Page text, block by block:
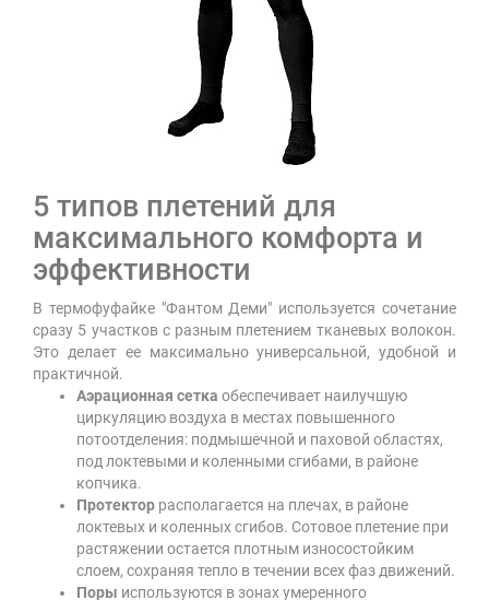
5 типов плетений для
максимального комфорта и
эффективности
В термофуфайке "Фантом Деми" используется сочетание
сразу 5 участков с разным плетением тканевых волокон.
Это делает ее максимально универсальной, удобной и
практичной.
Аэрационная сетка обеспечивает наилучшую
циркуляцию воздуха в местах повышенного
потоотделения: подмышечной и паховой областях,
под локтевыми и коленными сгибами, в районе
копчика.
Протектор располагается на плечах, в районе
локтевых и коленных сгибов. Сотовое плетение при
растяжении остается плотным износостойким
слоем, сохраняя тепло в течении всех фаз движений.
Поры используются в зонах умеренного